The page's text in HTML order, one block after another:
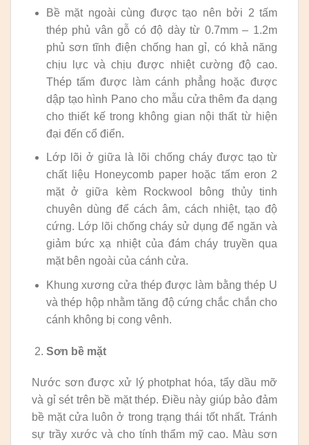
Bề mặt ngoài cùng được tạo nên bởi 2 tấm
thép phủ vân gỗ có độ dày từ 0.7mm – 1.2m
phủ sơn tĩnh điện chống han gỉ, có khả năng
chịu lực và chịu được nhiệt cường độ cao.
Thép tấm được làm cánh phẳng hoặc được
dập tạo hình Pano cho mẫu cửa thêm đa dạng
cho thiết kế trong không gian nội thất từ hiện
đại đến cổ điển.
Lớp lõi ở giữa là lõi chống cháy được tạo từ
chất liệu Honeycomb paper hoặc tấm eron 2
mặt ở giữa kèm Rockwool bông thủy tinh
chuyên dùng để cách âm, cách nhiệt, tạo độ
cứng. Lớp lõi chống cháy sử dụng để ngăn và
giảm bức xạ nhiệt của đám cháy truyền qua
mặt bên ngoài của cánh cửa.
Khung xương cửa thép được làm bằng thép U
và thép hộp nhằm tăng độ cứng chắc chắn cho
cánh không bị cong vênh.
Sơn bề mặt
Nước sơn được xử lý photphat hóa, tẩy dầu mỡ
và gỉ sét trên bề mặt thép. Điều này giúp bảo đảm
bề mặt cửa luôn ở trong trạng thái tốt nhất. Tránh
sự trầy xước và cho tính thẩm mỹ cao. Màu sơn